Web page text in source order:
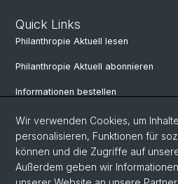
Quick Links
Philanthropie Aktuell lesen
Philanthropie Aktuell abonnieren
Informationen bestellen
Weiterbildungskalender
Anmelden für Weiterbildung
Wir verwenden Cookies, um
personalisieren, Funktionen für
können und die Zugriffe auf
Außerdem geben wir